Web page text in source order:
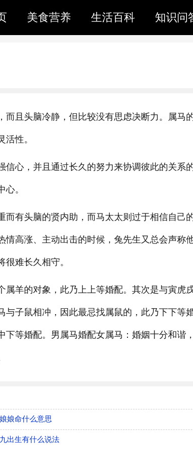
美食营养 生活百科 知识问
而且头脑冷静，但比较没有思虑决断力。属马
性。
信心，并且通过长久的努力来协调彼此的关系
。
而有头脑的贤内助，而马太太则过于相信自己
高涨、主动出击的时候，兔先生又总会声称
难长久相守。
属羊的对象，此乃上上等婚配。其次是与寅虎
与子鼠相冲，因此最忌找属鼠的，此乃下下等
下等婚配。男属马婚配女属马：婚姻十分和谐
娘命什么意思
出生有什么说法